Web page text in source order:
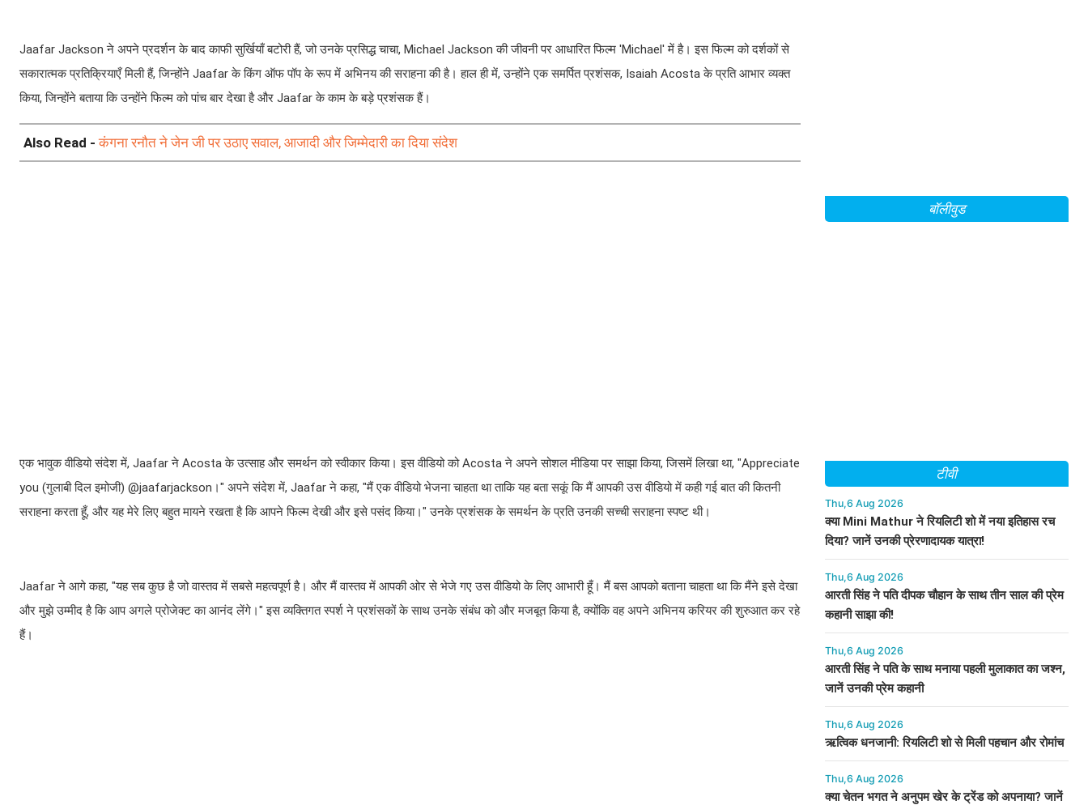
Jaafar Jackson ने अपने प्रदर्शन के बाद काफी सुर्खियाँ बटोरी हैं, जो उनके प्रसिद्ध चाचा, Michael Jackson की जीवनी पर आधारित फिल्म 'Michael' में है। इस फिल्म को दर्शकों से
सकारात्मक प्रतिक्रियाएँ मिली हैं, जिन्होंने Jaafar के किंग ऑफ पॉप के रूप में अभिनय की सराहना की है। हाल ही में, उन्होंने एक समर्पित प्रशंसक, Isaiah Acosta के प्रति आभार व्यक्त
किया, जिन्होंने बताया कि उन्होंने फिल्म को पांच बार देखा है और Jaafar के काम के बड़े प्रशंसक हैं।
Also Read -कंगना रनौत ने जेन जी पर उठाए सवाल, आजादी और जिम्मेदारी का दिया संदेश
एक भावुक वीडियो संदेश में, Jaafar ने Acosta के उत्साह और समर्थन को स्वीकार किया। इस वीडियो को Acosta ने अपने सोशल मीडिया पर साझा किया, जिसमें लिखा था, "Appreciate
you (गुलाबी दिल इमोजी) @jaafarjackson।" अपने संदेश में, Jaafar ने कहा, "मैं एक वीडियो भेजना चाहता था ताकि यह बता सकूं कि मैं आपकी उस वीडियो में कही गई बात की कितनी
सराहना करता हूँ, और यह मेरे लिए बहुत मायने रखता है कि आपने फिल्म देखी और इसे पसंद किया।" उनके प्रशंसक के समर्थन के प्रति उनकी सच्ची सराहना स्पष्ट थी।
Jaafar ने आगे कहा, "यह सब कुछ है जो वास्तव में सबसे महत्वपूर्ण है। और मैं वास्तव में आपकी ओर से भेजे गए उस वीडियो के लिए आभारी हूँ। मैं बस आपको बताना चाहता था कि मैंने इसे देखा
और मुझे उम्मीद है कि आप अगले प्रोजेक्ट का आनंद लेंगे।" इस व्यक्तिगत स्पर्श ने प्रशंसकों के साथ उनके संबंध को और मजबूत किया है, क्योंकि वह अपने अभिनय करियर की शुरुआत कर रहे
हैं।
बॉलीवुड
टीवी
Thu,6 Aug 2026
क्या Mini Mathur ने रियलिटी शो में नया इतिहास रच
दिया? जानें उनकी प्रेरणादायक यात्रा!
Thu,6 Aug 2026
आरती सिंह ने पति दीपक चौहान के साथ तीन साल की प्रेम
कहानी साझा की!
Thu,6 Aug 2026
आरती सिंह ने पति के साथ मनाया पहली मुलाकात का जश्न,
जानें उनकी प्रेम कहानी
Thu,6 Aug 2026
ऋत्विक धनजानी: रियलिटी शो से मिली पहचान और रोमांच
Thu,6 Aug 2026
क्या चेतन भगत ने अनुपम खेर के ट्रेंड को अपनाया? जानें